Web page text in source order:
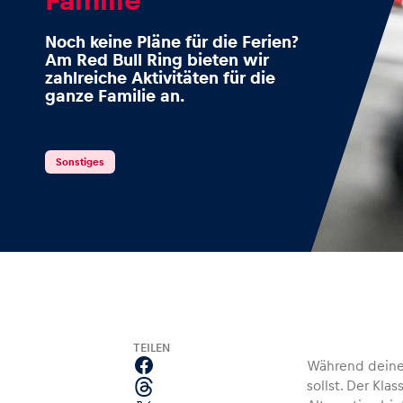
Events
Alle anzeigen
Erlebnisse
Noch keine Pläne für die Ferien?
Am Red Bull Ring bieten wir
zahlreiche Aktivitäten für die
ganze Familie an.
Sonstiges
TEILEN
Während
sollst. Der